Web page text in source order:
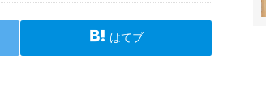
はてブ